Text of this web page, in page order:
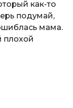
как-то
подумай,
мама.
плохой